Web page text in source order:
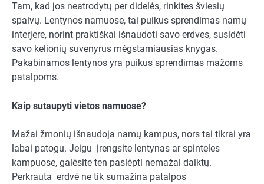
Tam, kad jos neatrodytų per didelės, rinkites šviesių
spalvų. Lentynos namuose, tai puikus sprendimas namų
interjere, norint praktiškai išnaudoti savo erdves, susidėti
savo kelionių suvenyrus mėgstamiausias knygas.
Pakabinamos lentynos yra puikus sprendimas mažoms
patalpoms.
Kaip sutaupyti vietos namuose?
Mažai žmonių išnaudoja namų kampus, nors tai tikrai yra
labai patogu. Jeigu įrengsite lentynas ar spinteles
kampuose, galėsite ten paslėpti nemažai daiktų.
Perkrauta erdvė ne tik sumažina patalpos